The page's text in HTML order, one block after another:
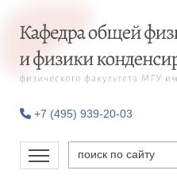
+7 (495) 939-20-03